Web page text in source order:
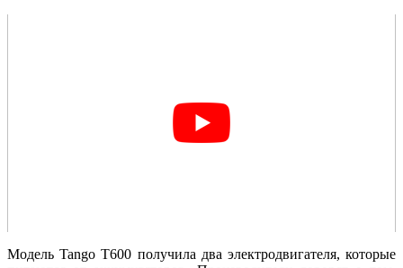
Модель Tango T600 получила два электродвигателя, которые